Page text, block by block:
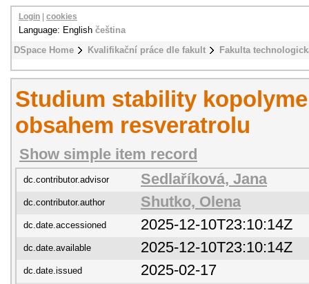
DSpace Home Kvalifikační práce dle fakult Fakulta
Login cookies
Language: English čeština
Studium stability
obsahem resveratrolu
Show simple item record
dc.contributor.advisor Sedlaříková, Jana
dc.contributor.author Shutko, Olena
dc.date.accessioned 2025-12-10T23:10:14Z
dc.date.available 2025-12-10T23:10:14Z
dc.date.issued 2025-02-17